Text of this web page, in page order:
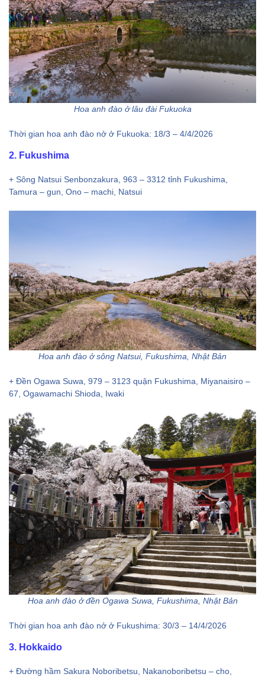
Hoa anh đào ở lâu đài Fukuoka
Thời gian hoa anh đào nở ở Fukuoka: 18/3 – 4/4/2026
2. Fukushima
+ Sông Natsui Senbonzakura, 963 – 3312 tỉnh Fukushima,
Tamura – gun, Ono – machi, Natsui
Hoa anh đào ở sông Natsui, Fukushima, Nhật Bản
+ Đền Ogawa Suwa, 979 – 3123 quận Fukushima, Miyanaisiro –
67, Ogawamachi Shioda, Iwaki
Hoa anh đào ở đền Ogawa Suwa, Fukushima, Nhật Bản
Thời gian hoa anh đào nở ở Fukushima: 30/3 – 14/4/2026
3. Hokkaido
+ Đường hầm Sakura Noboribetsu, Nakanoboribetsu – cho,